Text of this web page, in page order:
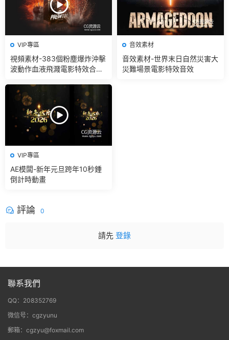
VIP專區
視頻素材-383個粉塵爆炸沖擊
波動作血液飛濺電影特效合成
音效素材
音效素材-世界末日自然災害大
災難場景電影特效音效
VIP專區
AE模闆-新年元旦跨年10秒鍾
倒計時動畫
評論 0
請先 登錄
聯系我們
QQ：208352769
微信号：cgzyunu
郵箱：cgzyu@foxmail.com